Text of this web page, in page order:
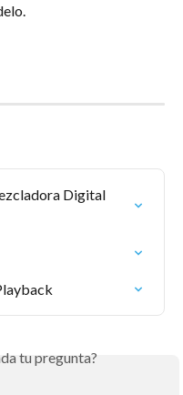
Digital
tu pregunta?